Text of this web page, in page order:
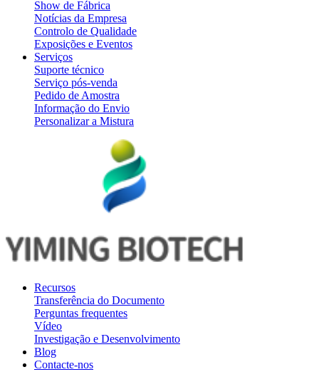
Show de Fábrica
Notícias da Empresa
Controlo de Qualidade
Exposições e Eventos
Serviços
Suporte técnico
Serviço pós-venda
Pedido de Amostra
Informação do Envio
Personalizar a Mistura
Recursos
Transferência do Documento
Perguntas frequentes
Vídeo
Investigação e Desenvolvimento
Blog
Contacte-nos